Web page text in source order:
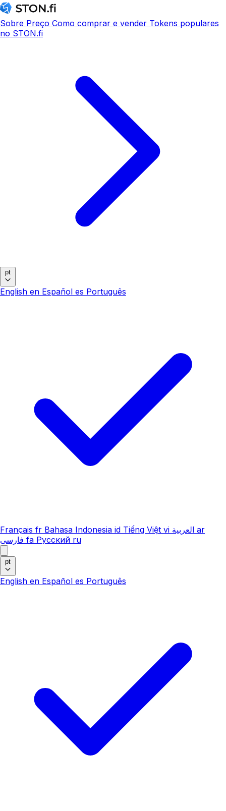
Sobre Preço Como comprar e vender Tokens populares
no STON.fi
pt
English en Español es Português
Français fr Bahasa Indonesia id Tiếng Việt vi العربية ar
فارسی fa Русский ru
pt
English en Español es Português